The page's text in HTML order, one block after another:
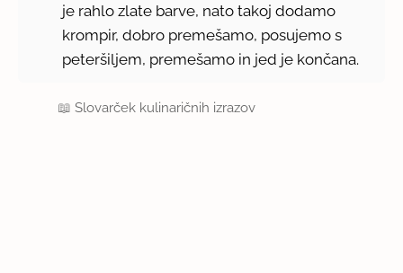
je rahlo zlate barve, nato takoj dodamo
krompir, dobro premešamo, posujemo s
peteršiljem, premešamo in jed je končana.
📖Slovarček kulinaričnih izrazov